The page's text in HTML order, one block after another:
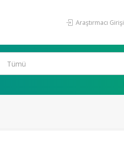
Araştırmacı Girişi